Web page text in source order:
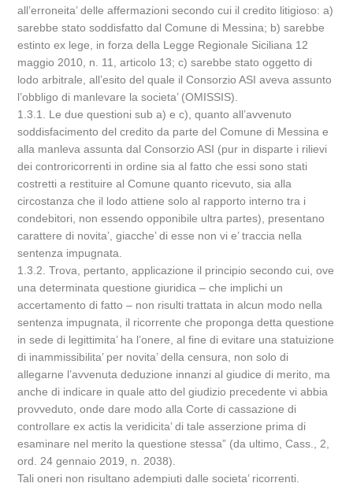
all’erroneita’ delle affermazioni secondo cui il credito litigioso: a)
sarebbe stato soddisfatto dal Comune di Messina; b) sarebbe
estinto ex lege, in forza della Legge Regionale Siciliana 12
maggio 2010, n. 11, articolo 13; c) sarebbe stato oggetto di
lodo arbitrale, all’esito del quale il Consorzio ASI aveva assunto
l’obbligo di manlevare la societa’ (OMISSIS).
1.3.1. Le due questioni sub a) e c), quanto all’avvenuto
soddisfacimento del credito da parte del Comune di Messina e
alla manleva assunta dal Consorzio ASI (pur in disparte i rilievi
dei controricorrenti in ordine sia al fatto che essi sono stati
costretti a restituire al Comune quanto ricevuto, sia alla
circostanza che il lodo attiene solo al rapporto interno tra i
condebitori, non essendo opponibile ultra partes), presentano
carattere di novita’, giacche’ di esse non vi e’ traccia nella
sentenza impugnata.
1.3.2. Trova, pertanto, applicazione il principio secondo cui, ove
una determinata questione giuridica – che implichi un
accertamento di fatto – non risulti trattata in alcun modo nella
sentenza impugnata, il ricorrente che proponga detta questione
in sede di legittimita’ ha l’onere, al fine di evitare una statuizione
di inammissibilita’ per novita’ della censura, non solo di
allegarne l’avvenuta deduzione innanzi al giudice di merito, ma
anche di indicare in quale atto del giudizio precedente vi abbia
provveduto, onde dare modo alla Corte di cassazione di
controllare ex actis la veridicita’ di tale asserzione prima di
esaminare nel merito la questione stessa” (da ultimo, Cass., 2,
ord. 24 gennaio 2019, n. 2038).
Tali oneri non risultano adempiuti dalle societa’ ricorrenti.